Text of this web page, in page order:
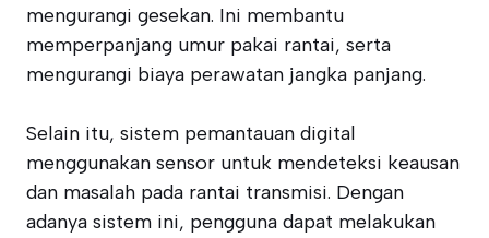
mengurangi gesekan. Ini membantu
memperpanjang umur pakai rantai, serta
mengurangi biaya perawatan jangka panjang.
Selain itu, sistem pemantauan digital
menggunakan sensor untuk mendeteksi keausan
dan masalah pada rantai transmisi. Dengan
adanya sistem ini, pengguna dapat melakukan